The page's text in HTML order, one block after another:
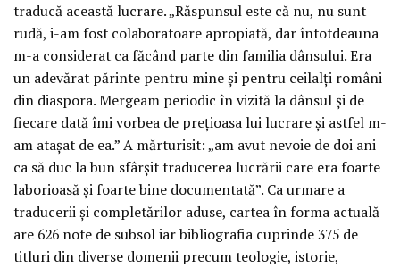
traducă această lucrare. „Răspunsul este că nu, nu sunt
rudă, i-am fost colaboratoare apropiată, dar întotdeauna
m-a considerat ca făcând parte din familia dânsului. Era
un adevărat părinte pentru mine și pentru ceilalți români
din diaspora. Mergeam periodic în vizită la dânsul și de
fiecare dată îmi vorbea de prețioasa lui lucrare și astfel m-
am atașat de ea.” A mărturisit: „am avut nevoie de doi ani
ca să duc la bun sfârșit traducerea lucrării care era foarte
laborioasă și foarte bine documentată”. Ca urmare a
traducerii și completărilor aduse, cartea în forma actuală
are 626 note de subsol iar bibliografia cuprinde 375 de
titluri din diverse domenii precum teologie, istorie,